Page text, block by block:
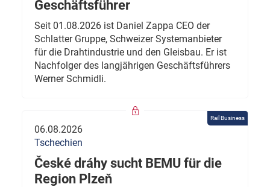
Geschäftsführer
Seit 01.08.2026 ist Daniel Zappa CEO der
Schlatter Gruppe, Schweizer Systemanbieter
für die Drahtindustrie und den Gleisbau. Er ist
Nachfolger des langjährigen Geschäftsführers
Werner Schmidli.
Rail Business
06.08.2026
Tschechien
České dráhy sucht BEMU für die
Region Plzeň